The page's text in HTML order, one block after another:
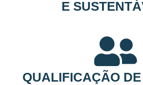
E
QUALIFICAÇÃO